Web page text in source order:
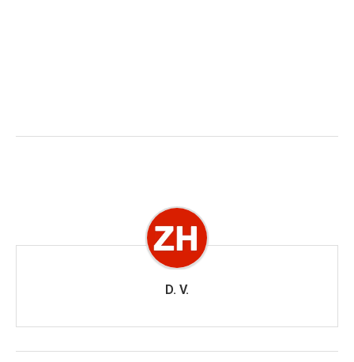
D. V.